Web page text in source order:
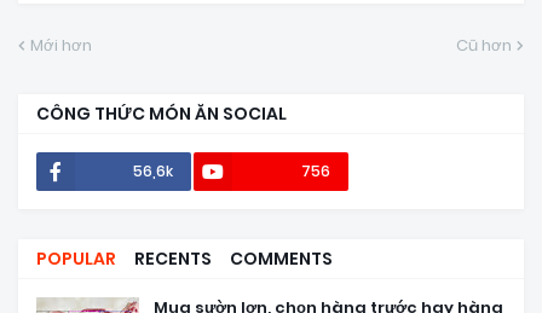
Mới hơn Cũ hơn
CÔNG THỨC MÓN ĂN SOCIAL
56,6k 756
POPULAR RECENTS COMMENTS
Mua sườn lợn, chọn hàng trước hay hàng